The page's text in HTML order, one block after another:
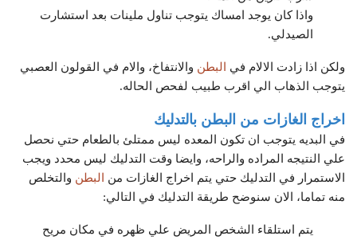
واذا كان يوجد امساك يتوجب تناول ملينات بعد استشارت
الصيدلي.
ولكن اذا زادت الالام في البطن والانتفاخ، والام في القولون العصبي
يتوجب الذهاب الي اقرب طبيب لفحص الحاله.
اخراج الغازات من البطن بالتدليك
في البديه يتوجب ان تكون المعده ليس ممتلئ بالطعام حتي نحصل
علي النتيجه المراده والراحه، وايضا وقت التدليك ليس محدد ويجب
الاستمرار في التدليك حتي يتم اخراج الغازات من
البطن والتخلص
منه تماما، الان سنوضح طريقة التدليك في التالي:
يتم استلقاء الشخص المريض علي ظهره في مكان مريح